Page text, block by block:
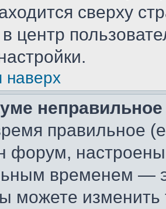
сверху
центр
наверх
правильное
форум, настроены
временем —
можете изменить